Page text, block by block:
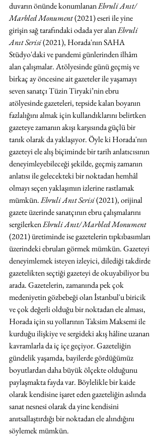
duvarın önünde konumlanan Ebruli Anıt/
Marbled Monument (2021) eseri ile yine
girişin sağ tarafındaki odada yer alan Ebruli
Anıt Serisi (2021), Horada'nın SAHA
Stüdyo'daki ve pandemi günlerinden ilhâm
alan çalışmalar. Atölyesinde günü geçmiş ve
birkaç ay öncesine ait gazeteler ile yaşamayı
seven sanatçı Tüzin Tiryaki’nin ebru
atölyesinde gazeteleri, tepside kalan boyanın
fazlalığını almak için kullandıklarını belirtken
gazeteye zamanın akışı karşısında güçlü bir
tanık olarak da yaklaşıyor. Öyle ki Horada'nın
gazeteyi ele alış biçiminde bir tarih anlatıcısının
deneyimleyebileceği şekilde, geçmiş zamanın
anlatısı ile gelecekteki bir noktadan hemhâl
olmayı seçen yaklaşımın izlerine rastlamak
mümkün. Ebruli Anıt Serisi (2021), orijinal
gazete üzerinde sanatçının ebru çalışmalarını
sergilerken Ebruli Anıt/ Marbled Monument
(2021) üretiminde ise gazetelerin tıpkıbasımları
üzerindeki ebruları görmek mümkün. Gazeteyi
deneyimlemek isteyen izleyici, dilediği takdirde
gazetelikten seçtiği gazeteyi de okuyabiliyor bu
arada. Gazetelerin, zamanında pek çok
medeniyetin gözbebeği olan İstanbul'u biricik
ve çok değerli olduğu bir noktadan ele alması,
Horada için su yollarının Taksim Maksemi ile
kurduğu ilişkiye ve sergideki akış hâline uzanan
kavramlarla da iç içe geçiyor. Gazeteliğin
gündelik yaşamda, bayilerde gördüğümüz
boyutlardan daha büyük ölçekte olduğunu
paylaşmakta fayda var. Böylelikle bir kaide
olarak kendisine işaret eden gazeteliğin aslında
sanat nesnesi olarak da yine kendisini
anıtsallaştırdığı bir noktadan ele alındığını
söylemek mümkün.